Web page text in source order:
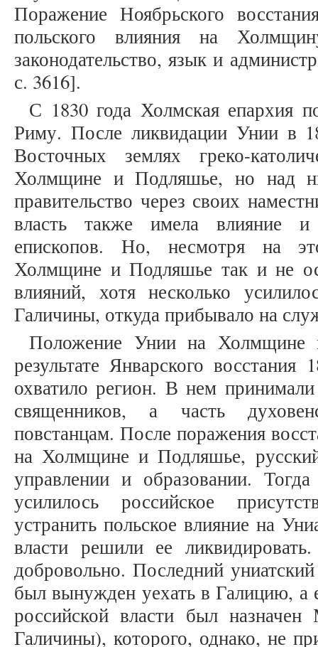
Поражение Ноябрьского
польского влияния на
законодательство, язык и
с. 3616].
С 1830 года Холмская епархия
Риму. После ликвидации Унии в
Восточных землях греко-
Холмщине и Подляшье, но над
правительство через своих
власть также имела влияние
епископов. Но, несмотря на
Холмщине и Подляшье так и не
влияний, хотя несколько
Галичины, откуда прибывало на
Положение Унии на Холмщине
результате Январского восстания
охватило регион. В нем
священников, а часть
повстанцам. После поражения
на Холмщине и Подляшье,
управлении и образовании.
усилилось российское
устранить польское влияние на
власти решили ее
добровольно. Последний
был вынужден уехать в Галицию, а
российской власти был
Галичины), которого, однако, не